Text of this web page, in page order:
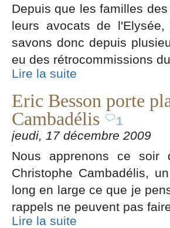
Depuis que les familles
leurs avocats de
savons donc depuis
eu des rétrocommissions du
Lire la suite
Eric Besson porte
Cambadélis
1
jeudi, 17 décembre 2009
Nous apprenons ce soir
Christophe Cambadélis,
long en large ce que je
rappels ne peuvent pas
Lire la suite